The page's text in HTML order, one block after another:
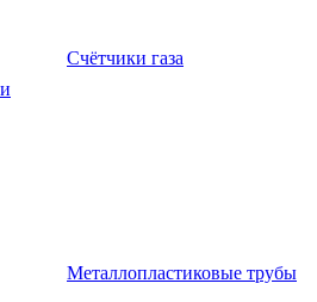
Счётчики газа
Металлопластиковые трубы